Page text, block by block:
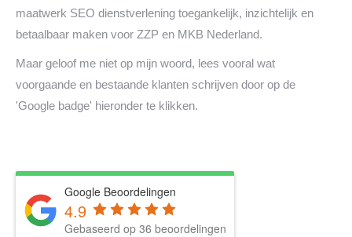
maatwerk SEO dienstverlening toegankelijk, inzichtelijk en
betaalbaar maken voor ZZP en MKB Nederland.
Maar geloof me niet op mijn woord, lees vooral wat
voorgaande en bestaande klanten schrijven door op de
'Google badge' hieronder te klikken.
Google Beoordelingen
4.9
Gebaseerd op 36 beoordelingen